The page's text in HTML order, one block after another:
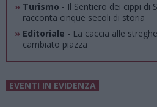
» Turismo - Il Sentiero dei cippi di
racconta cinque secoli di storia
» Editoriale - La caccia alle
cambiato piazza
EVENTI IN EVIDENZA